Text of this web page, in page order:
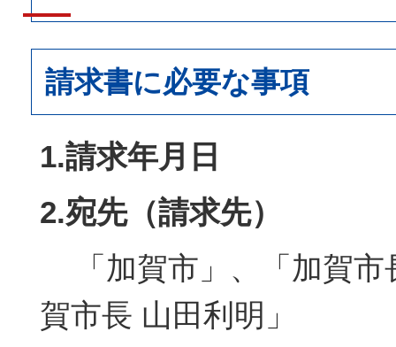
請求書に必要な事項
1.請求年月日
2.宛先（請求先）
「加賀市」、「加賀市
賀市長 山田利明」